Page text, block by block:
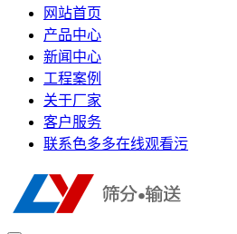
网站首页
产品中心
新闻中心
工程案例
关于厂家
客户服务
联系色多多在线观看污